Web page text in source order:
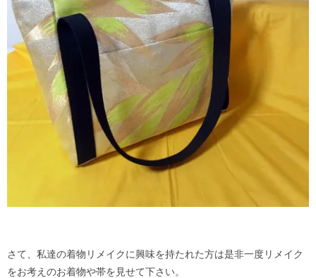
さて、私達の着物リメイクに興味を持たれた方は是非一度リメイク
をお考えのお着物や帯を見せて下さい。